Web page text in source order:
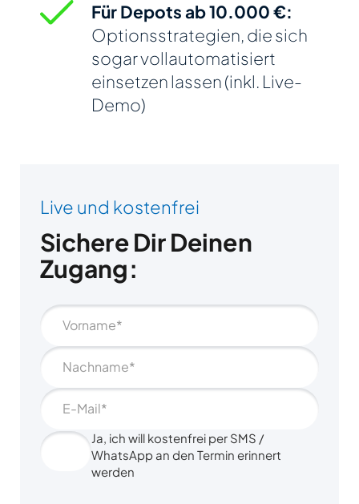
Für Depots ab 10.000 €:
Optionsstrategien, die sich
sogar vollautomatisiert
einsetzen lassen (inkl. Live-
Demo)
Live und kostenfrei
Sichere Dir Deinen
Zugang:
Ja, ich will kostenfrei per SMS /
WhatsApp an den Termin erinnert
werden